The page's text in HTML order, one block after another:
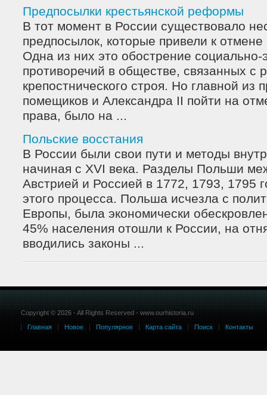
Предпосылки крестьянской реформы
В тот момент в России существовало
предпосылок, которые привели к отмене
Одна из них это обострение социально-
противоречий в обществе, связанных с
крепостнического строя. Но главной из
помещиков и Александра II пойти на
права, было на ...
Польские восстания
В России были свои пути и методы
начиная с XVI века. Разделы Польши
Австрией и Россией в 1772, 1793, 1795
этого процесса. Польша исчезла с
Европы, была экономически
45% населения отошли к России, на
вводились законы ...
Copyright © 2026 - All Rights Reserved - www.ourhistoria.ru
Главная
Новое Популярное Карта сайта Поиск Контакты